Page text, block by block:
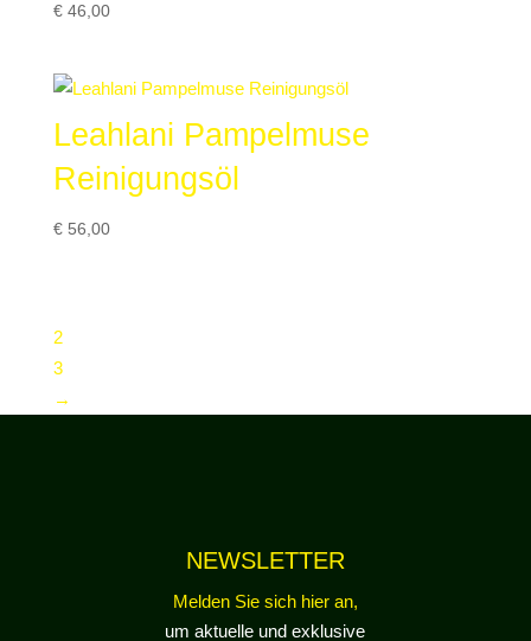
€46,00
Leahlani Pampelmuse
Reinigungsöl
€56,00
2
3
→
NEWSLETTER
Melden Sie sich hier an,
um aktuelle und exklusive